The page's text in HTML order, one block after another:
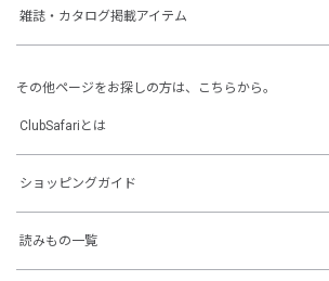
雑誌・カタログ掲載アイテム
その他ページをお探しの方は、こちらから。
ClubSafariとは
ショッピングガイド
読みもの一覧